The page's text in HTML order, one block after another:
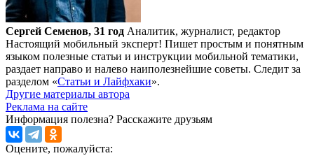
Сергей Семенов, 31 год Аналитик, журналист, редактор
Настоящий мобильный эксперт! Пишет простым и понятным
языком полезные статьи и инструкции мобильной тематики,
раздает направо и налево наиполезнейшие советы. Следит за
разделом «Статьи и Лайфхаки».
Другие материалы автора
Реклама на сайте
Информация полезна? Расскажите друзьям
Оцените, пожалуйста: